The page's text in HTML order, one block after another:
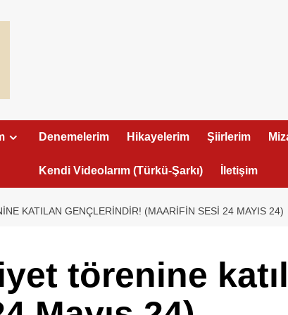
Denemelerim Hikayelerim Şiirlerim
Kendi Videolarım (Türkü-Şarkı) İletişim
KATILAN GENÇLERINDIR! (MAARIFIN SESI 24 MAYIS 24)
törenine